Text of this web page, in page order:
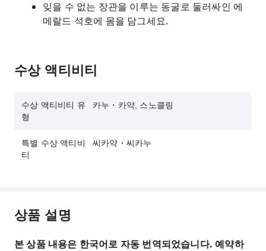
잊을 수 없는 장관을 이루는 동굴로 둘러싸인 에
메랄드 석호에 몸을 담그세요.
수상 액티비티
수상 액티비티 유
형
카누・카약, 스노클링
특별 수상 액티비
티
씨카약・씨카누
상품 설명
본 상품 내용은 한국어로 자동 번역되었습니다. 예약하